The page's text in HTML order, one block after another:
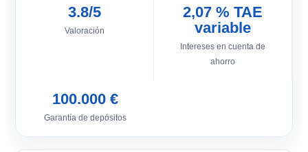
3.8/5
Valoración
2,07 % TAE
variable
Intereses en cuenta de
ahorro
100.000 €
Garantía de depósitos